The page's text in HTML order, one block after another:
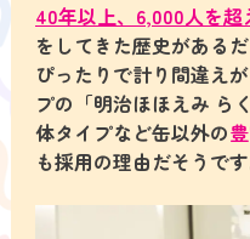
40年以上、6,000人を
をしてきた歴史がある
ぴったりで計り間違えが
プの「明治ほほえみ ら
体タイプなど缶以外の
も採用の理由だそうです